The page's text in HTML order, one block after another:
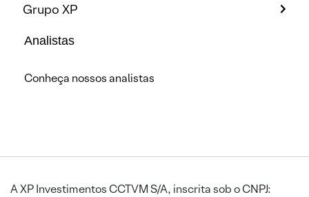
Grupo XP
Analistas
Conheça nossos analistas
A XP Investimentos CCTVM S/A, inscrita sob o CNPJ: